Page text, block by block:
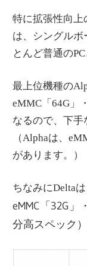
特に拡張性向上
は、シングルボ
とんど普通の
最上位機種の
eMMC「64G」
なるので、下手
（Alphaは、
があります。）
ちなみにDeltaは
eMMC「32G」
分高スペック）